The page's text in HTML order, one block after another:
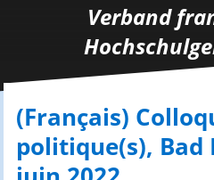
Verband
(Français)
politique(s), Bad